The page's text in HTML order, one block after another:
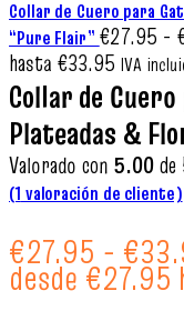
Collar de Cuero para
“Pure Flair” €27.95 -
hasta €33.95 IVA
Collar de
Plateadas &
Valorado con 5.00de
(1 valoración de cliente)
€27.95 - €
desde